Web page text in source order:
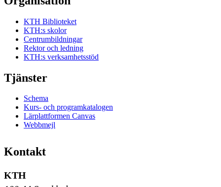
KTH Biblioteket
KTH:s skolor
Centrumbildningar
Rektor och ledning
KTH:s verksamhetsstöd
Tjänster
Schema
Kurs- och programkatalogen
Lärplattformen Canvas
Webbmejl
Kontakt
KTH